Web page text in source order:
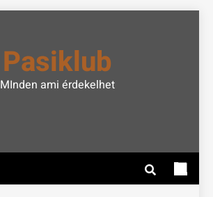
Pasiklub
MInden ami érdekelhet